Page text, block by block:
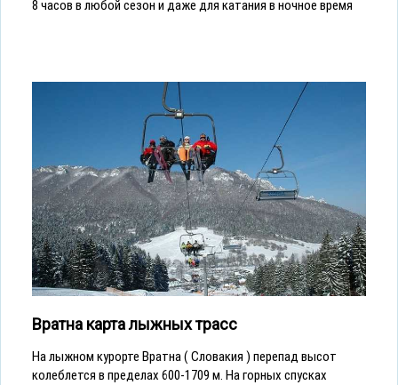
8 часов в любой сезон и даже для катания в ночное время
Вратна карта лыжных трасс
На лыжном курорте Вратна ( Словакия ) перепад высот
колеблется в пределах 600-1709 м. На горных спусках